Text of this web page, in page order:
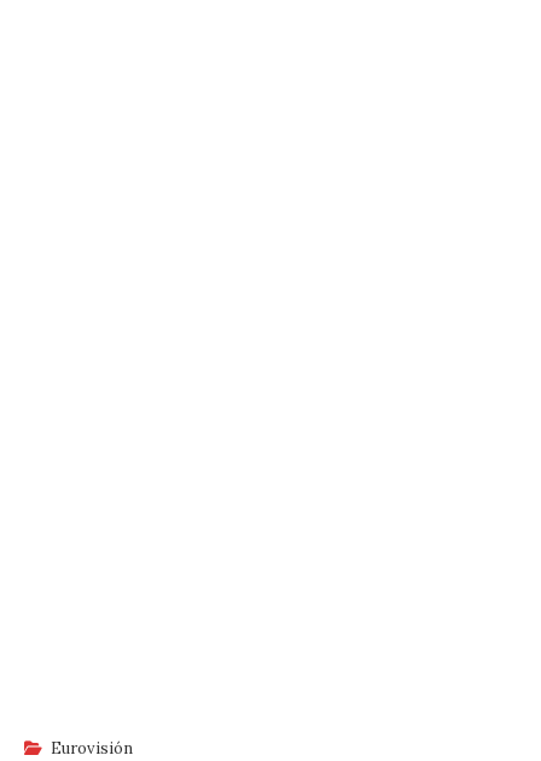
Eurovisión